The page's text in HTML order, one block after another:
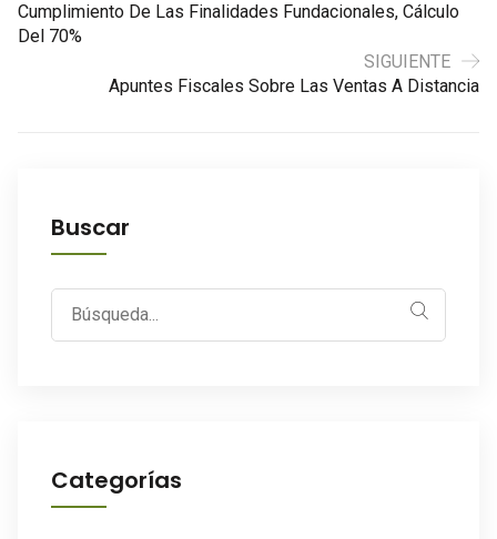
Cumplimiento De Las Finalidades Fundacionales, Cálculo
Del 70%
SIGUIENTE
Apuntes Fiscales Sobre Las Ventas A Distancia
Buscar
for:
Categorías